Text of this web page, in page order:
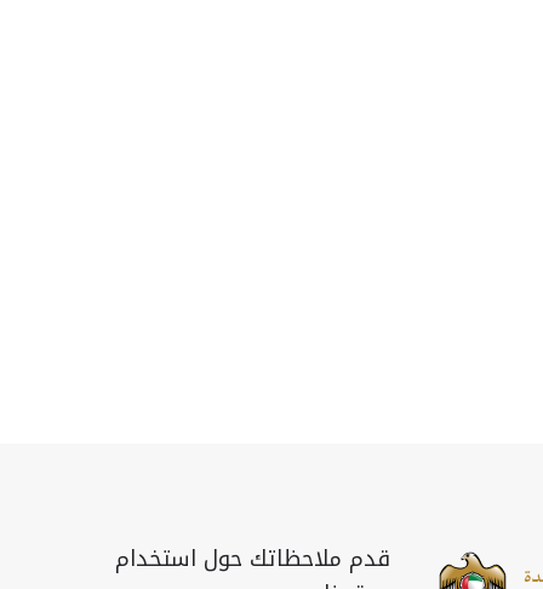
قدم ملاحظاتك حول استخدام